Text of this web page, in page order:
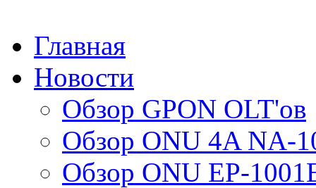
Главная
Новости
Обзор GPON OLT'ов
Обзор ONU 4A NA-
Обзор ONU EP-